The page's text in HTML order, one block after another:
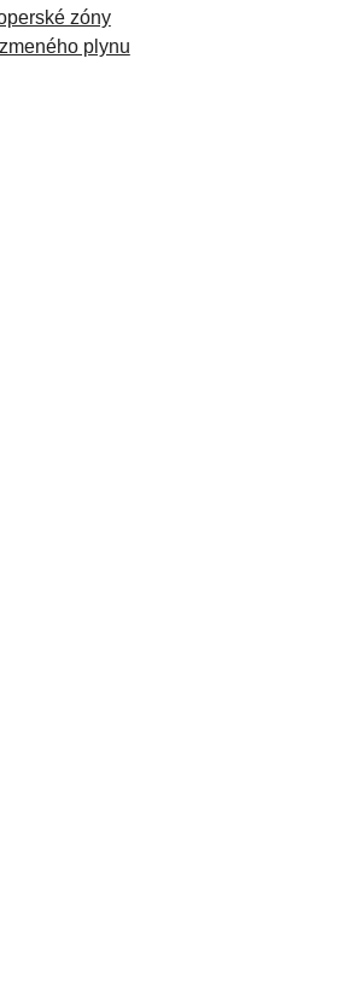
zóny
plynu